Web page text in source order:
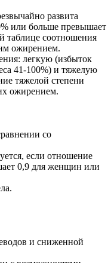
развита
или больше превышает
таблице соотношения
ожирением.
легкую (избыток
41-100%) и тяжелую
тяжелой степени
ожирением.
со
если отношение
0,9 для женщин или
и сниженной